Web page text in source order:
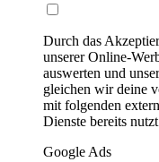
Durch das
unserer Online-
auswerten und
gleichen wir deine
mit folgenden
Dienste bereits
Google Ads